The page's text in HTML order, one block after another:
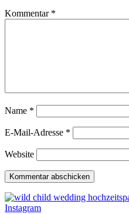
Kommentar *
Name *
E-Mail-Adresse *
Website
Instagram